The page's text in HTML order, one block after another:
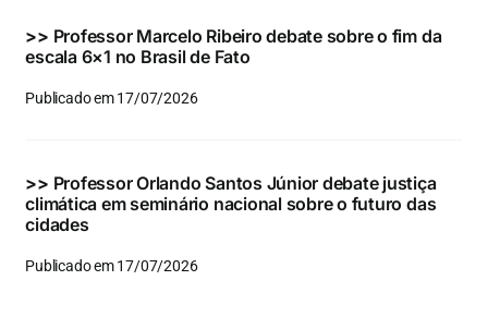
>> Professor Marcelo Ribeiro debate sobre o fim da
escala 6×1 no Brasil de Fato
Publicado em 17/07/2026
>> Professor Orlando Santos Júnior debate justiça
climática em seminário nacional sobre o futuro das
cidades
Publicado em 17/07/2026